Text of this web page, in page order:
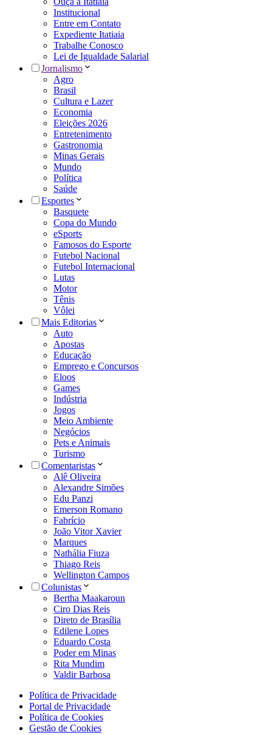
Institucional
Entre em Contato
Expediente Itatiaia
Trabalhe Conosco
Lei de Igualdade Salarial
Jornalismo
Agro
Brasil
Cultura e Lazer
Economia
Eleições 2026
Entretenimento
Gastronomia
Minas Gerais
Mundo
Política
Saúde
Esportes
Basquete
Copa do Mundo
eSports
Famosos do Esporte
Futebol Nacional
Futebol Internacional
Lutas
Motor
Tênis
Vôlei
Mais Editorias
Auto
Apostas
Educação
Emprego e Concursos
Eloos
Games
Indústria
Jogos
Meio Ambiente
Negócios
Pets e Animais
Turismo
Comentaristas
Alê Oliveira
Alexandre Simões
Edu Panzi
Emerson Romano
Fabrício
João Vitor Xavier
Marques
Nathália Fiuza
Thiago Reis
Wellington Campos
Colunistas
Bertha Maakaroun
Ciro Dias Reis
Direto de Brasília
Edilene Lopes
Eduardo Costa
Poder em Minas
Rita Mundim
Valdir Barbosa
Política de Privacidade
Portal de Privacidade
Política de Cookies
Gestão de Cookies